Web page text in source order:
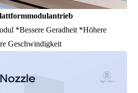
*Bessere Geradheit *Höhere
Geschwindigkeit